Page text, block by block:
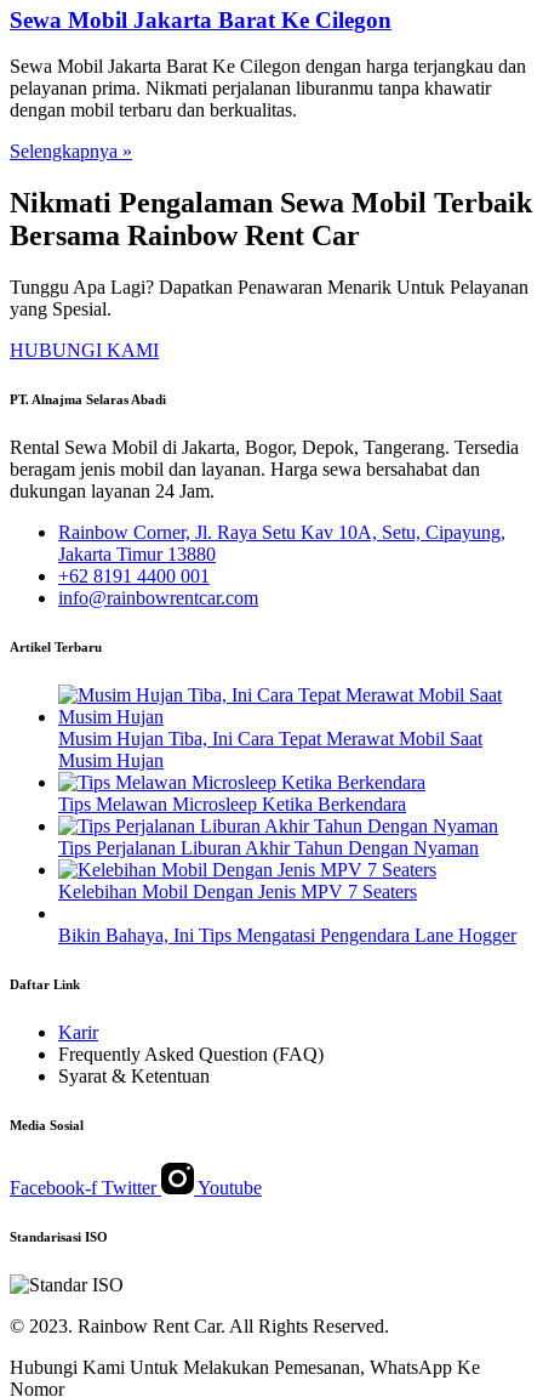
Sewa Mobil Jakarta Barat Ke Cilegon
Sewa Mobil Jakarta Barat Ke Cilegon dengan harga terjangkau dan
pelayanan prima. Nikmati perjalanan liburanmu tanpa khawatir
dengan mobil terbaru dan berkualitas.
Selengkapnya »
Nikmati Pengalaman Sewa Mobil Terbaik
Bersama Rainbow Rent Car
Tunggu Apa Lagi? Dapatkan Penawaran Menarik Untuk Pelayanan
yang Spesial.
HUBUNGI KAMI
PT. Alnajma Selaras Abadi
Rental Sewa Mobil di Jakarta, Bogor, Depok, Tangerang. Tersedia
beragam jenis mobil dan layanan. Harga sewa bersahabat dan
dukungan layanan 24 Jam.
Rainbow Corner, Jl. Raya Setu Kav 10A, Setu, Cipayung,
Jakarta Timur 13880
+62 8191 4400 001
info@rainbowrentcar.com
Artikel Terbaru
Musim Hujan Tiba, Ini Cara Tepat Merawat Mobil Saat
Musim Hujan
Tips Melawan Microsleep Ketika Berkendara
Tips Perjalanan Liburan Akhir Tahun Dengan Nyaman
Kelebihan Mobil Dengan Jenis MPV 7 Seaters
Bikin Bahaya, Ini Tips Mengatasi Pengendara Lane Hogger
Daftar Link
Karir
Frequently Asked Question (FAQ)
Syarat & Ketentuan
Media Sosial
Facebook-f Twitter Youtube
Standarisasi ISO
© 2023. Rainbow Rent Car. All Rights Reserved.
Hubungi Kami Untuk Melakukan Pemesanan, WhatsApp Ke
Nomor